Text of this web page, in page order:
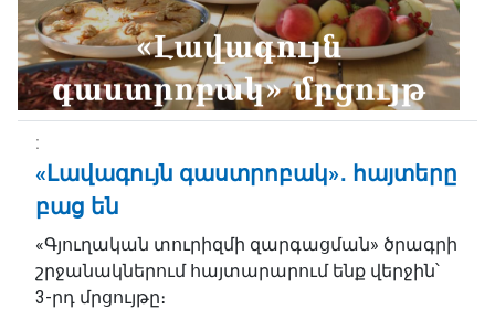
«Լավագույն գաստրոբակ»․ հայտերը
բաց են
«Գյուղական տուրիզմի զարգացման» ծրագրի
շրջանակներում հայտարարում ենք վերջին՝
3-րդ մրցույթը։